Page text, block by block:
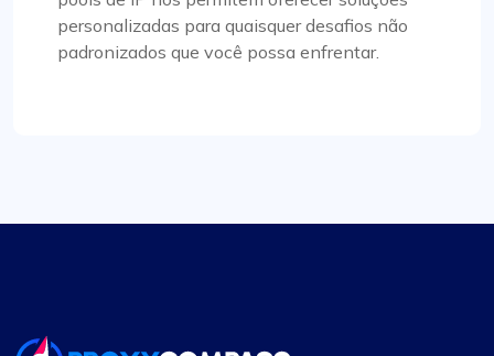
Bintang S.
Vindo do fineproxy.de, estava acostumado com
aprimorados e sistema de suporte robusto.
personalizadas para quaisquer desafios não
padronizados que você possa enfrentar.